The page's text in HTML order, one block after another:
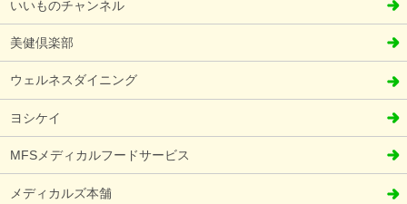
いいものチャンネル
美健倶楽部
ウェルネスダイニング
ヨシケイ
MFSメディカルフードサービス
メディカルズ本舗